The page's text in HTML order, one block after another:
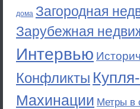
дома Загородная
Зарубежная
Интервью
Конфликты
Махинации Метры в